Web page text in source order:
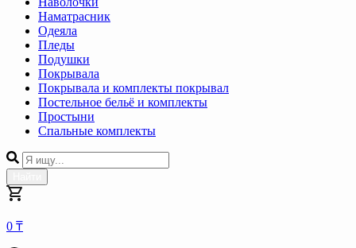
Наматрасник
Одеяла
Пледы
Подушки
Покрывала
Покрывала и комплекты покрывал
Постельное бельё и комплекты
Простыни
Спальные комплекты
0 ₸